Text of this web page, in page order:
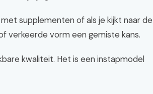
supplementen of als je kijkt naar de
verkeerde vorm een gemiste kans.
kwaliteit. Het is een instapmodel